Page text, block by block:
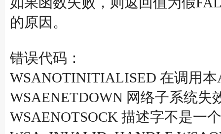
的原因。
错误代码：
WSANOTINITIALISED 在调用
WSAENETDOWN 网络子系统失
WSAENOTSOCK 描述字不是一